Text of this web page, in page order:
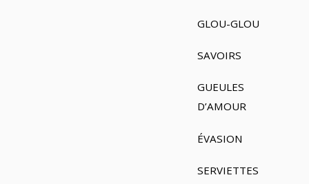
GLOU-GLOU
SAVOIRS
GUEULES
D’AMOUR
ÉVASION
SERVIETTES